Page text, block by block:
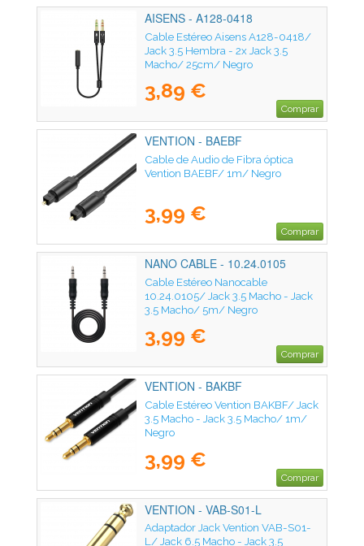
AISENS - A128-0418
Cable Estéreo Aisens A128-0418/
Jack 3.5 Hembra - 2x Jack 3.5
Macho/ 25cm/ Negro
3,89 €
Comprar
VENTION - BAEBF
Cable de Audio de Fibra óptica
Vention BAEBF/ 1m/ Negro
3,99 €
Comprar
NANO CABLE - 10.24.0105
Cable Estéreo Nanocable
10.24.0105/ Jack 3.5 Macho - Jack
3.5 Macho/ 5m/ Negro
3,99 €
Comprar
VENTION - BAKBF
Cable Estéreo Vention BAKBF/ Jack
3.5 Macho - Jack 3.5 Macho/ 1m/
Negro
3,99 €
Comprar
VENTION - VAB-S01-L
Adaptador Jack Vention VAB-S01-
L/ Jack 6.5 Macho - Jack 3.5